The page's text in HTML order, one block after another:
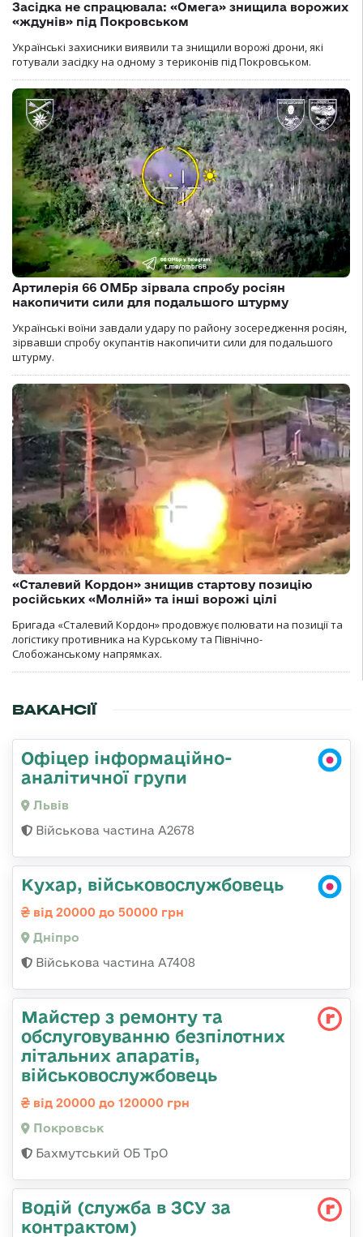
Засідка не спрацювала: «Омега» знищила ворожих
«ждунів» під Покровськом
Українські захисники виявили та знищили ворожі дрони, які
готували засідку на одному з териконів під Покровськом.
Артилерія 66 ОМБр зірвала спробу росіян
накопичити сили для подальшого штурму
Українські воїни завдали удару по району зосередження росіян,
зірвавши спробу окупантів накопичити сили для подальшого
штурму.
«Сталевий Кордон» знищив стартову позицію
російських «Молній» та інші ворожі цілі
Бригада «Сталевий Кордон» продовжує полювати на позиції та
логістику противника на Курському та Північно-
Слобожанському напрямках.
ВАКАНСІЇ
Офіцер інформаційно-
аналітичної групи
Львів
Військова частина А2678
Кухар, військовослужбовець
від 20000 до 50000 грн
Дніпро
Військова частина А7408
Майстер з ремонту та
обслуговуванню безпілотних
літальних апаратів,
військовослужбовець
від 20000 до 120000 грн
Покровськ
Бахмутський ОБ ТрО
Водій (служба в ЗСУ за
контрактом)